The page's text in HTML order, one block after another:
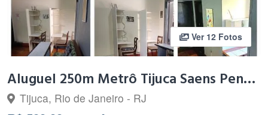
Ver 12 Fotos
Aluguel 250m Metrô Tijuca Saens Pena Quarto/Vaga
Tijuca, Rio de Janeiro - RJ